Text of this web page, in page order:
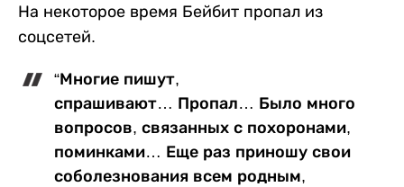
На некоторое время Бейбит пропал из
соцсетей.
“Многие пишут,
спрашивают… Пропал… Было много
вопросов, связанных с похоронами,
поминками… Еще раз приношу свои
соболезнования всем родным,